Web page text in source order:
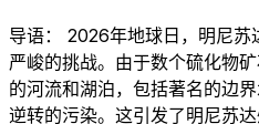
导语： 2026年地球日，明尼苏
严峻的挑战。由于数个硫化物
的河流和湖泊，包括著名的边
逆转的污染。这引发了明尼苏